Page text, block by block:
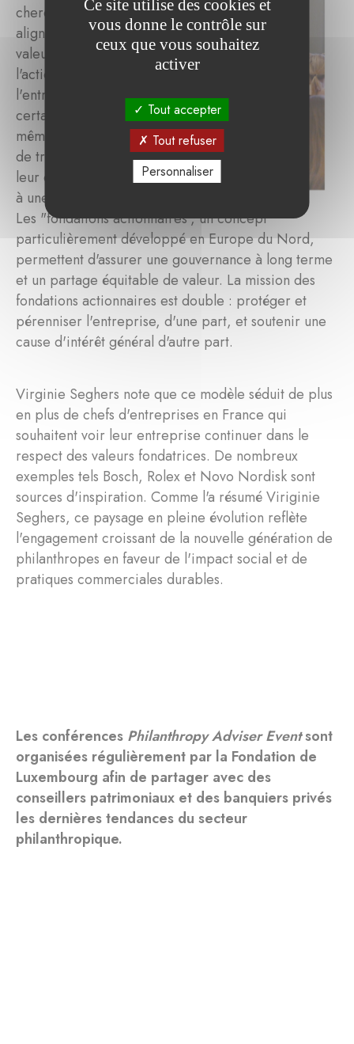
cherchent à
aligner leurs
valeurs avec
l'action de
l'entreprise et
certains font
même le choix
de transmettre
leur entreprise
à une fondation.
Les "fondations actionnaires", un concept
particulièrement développé en Europe du Nord,
permettent d'assurer une gouvernance à long terme
et un partage équitable de valeur. La mission des
fondations actionnaires est double : protéger et
pérenniser l'entreprise, d'une part, et soutenir une
cause d'intérêt général d'autre part.
Virginie Seghers note que ce modèle séduit de plus
en plus de chefs d'entreprises en France qui
souhaitent voir leur entreprise continuer dans le
respect des valeurs fondatrices. De nombreux
exemples tels Bosch, Rolex et Novo Nordisk sont
sources d'inspiration. Comme l'a résumé Viriginie
Seghers, ce paysage en pleine évolution reflète
l'engagement croissant de la nouvelle génération de
philanthropes en faveur de l'impact social et de
pratiques commerciales durables.
Les conférences Philanthropy Adviser Eventsont
organisées régulièrement par la Fondation de
Luxembourg afin de partager avec des
conseillers patrimoniaux et des banquiers privés
les dernières tendances du secteur
philanthropique.
Ce site utilise des cookies et
vous donne le contrôle sur
ceux que vous souhaitez
activer
Tout accepter
Tout refuser
Personnaliser